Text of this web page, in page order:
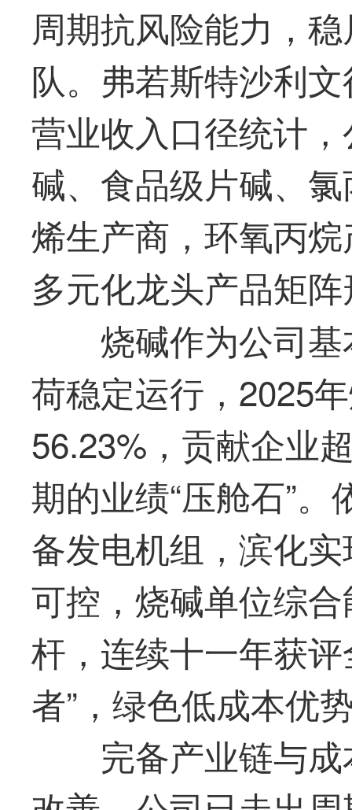
周期抗风险能力，
队。弗若斯特沙利
营业收入口径统计
碱、食品级片碱、
烯生产商，环氧丙
多元化龙头产品矩
烧碱作为公司
荷稳定运行，2025
56.23%，贡献企业
期的业绩“压舱石”
备发电机组，滨化
可控，烧碱单位综
杆，连续十一年获
者”，绿色低成本优
完备产业链与